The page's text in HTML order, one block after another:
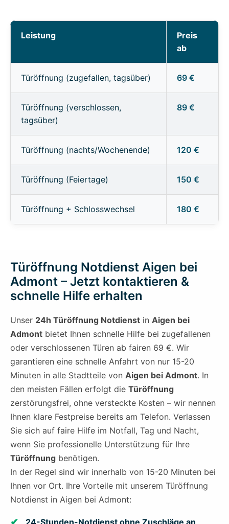
Leistung
Preis
ab
Türöffnung (zugefallen, tagsüber) 69 €
Türöffnung (verschlossen,
tagsüber)
89 €
Türöffnung (nachts/Wochenende) 120 €
Türöffnung (Feiertage) 150 €
Türöffnung + Schlosswechsel 180 €
Türöffnung Notdienst Aigen bei
Admont – Jetzt kontaktieren &
schnelle Hilfe erhalten
Unser 24h Türöffnung Notdienst in Aigen bei
Admont bietet Ihnen schnelle Hilfe bei zugefallenen
oder verschlossenen Türen ab fairen 69 €. Wir
garantieren eine schnelle Anfahrt von nur 15-20
Minuten in alle Stadtteile von Aigen bei Admont. In
den meisten Fällen erfolgt die Türöffnung
zerstörungsfrei, ohne versteckte Kosten – wir nennen
Ihnen klare Festpreise bereits am Telefon. Verlassen
Sie sich auf faire Hilfe im Notfall, Tag und Nacht,
wenn Sie professionelle Unterstützung für Ihre
Türöffnung benötigen.
In der Regel sind wir innerhalb von 15-20 Minuten bei
Ihnen vor Ort. Ihre Vorteile mit unserem Türöffnung
Notdienst in Aigen bei Admont: